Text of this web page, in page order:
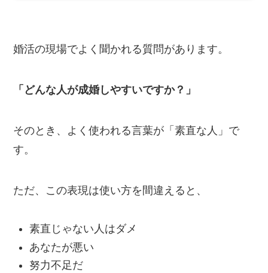
婚活の現場でよく聞かれる質問があります。
「どんな人が成婚しやすいですか？」
そのとき、よく使われる言葉が「素直な人」で
す。
ただ、この表現は使い方を間違えると、
素直じゃない人はダメ
あなたが悪い
努力不足だ